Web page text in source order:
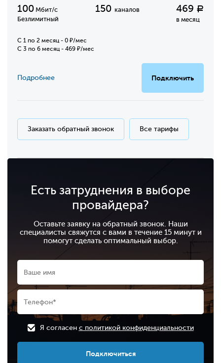
100 Мбит/с
Безлимитный
150 каналов 469 Р
в месяц
C 1 по 2 месяц - 0 ₽/мес
С 3 по 6 месяц - 469 ₽/мес
Подключить
Подробнее
Заказать обратный звонок Все тарифы
Есть затруднения в выборе
провайдера?
Оставьте заявку на обратный звонок. Наши
специалисты свяжутся с вами в течение 15 минут и
помогут сделать оптимальный выбор.
Я согласен с политикой конфиденциальности
Подключиться